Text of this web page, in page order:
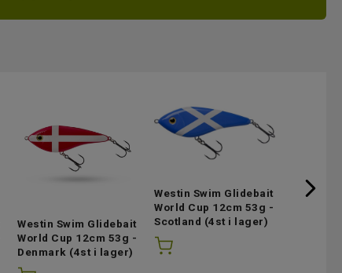
Westin Swim Glidebait
World Cup 12cm 53g -
Denmark (4st i lager)
Westin Swim Glidebait
World Cup 12cm 53g -
Scotland (4st i lager)
Westin